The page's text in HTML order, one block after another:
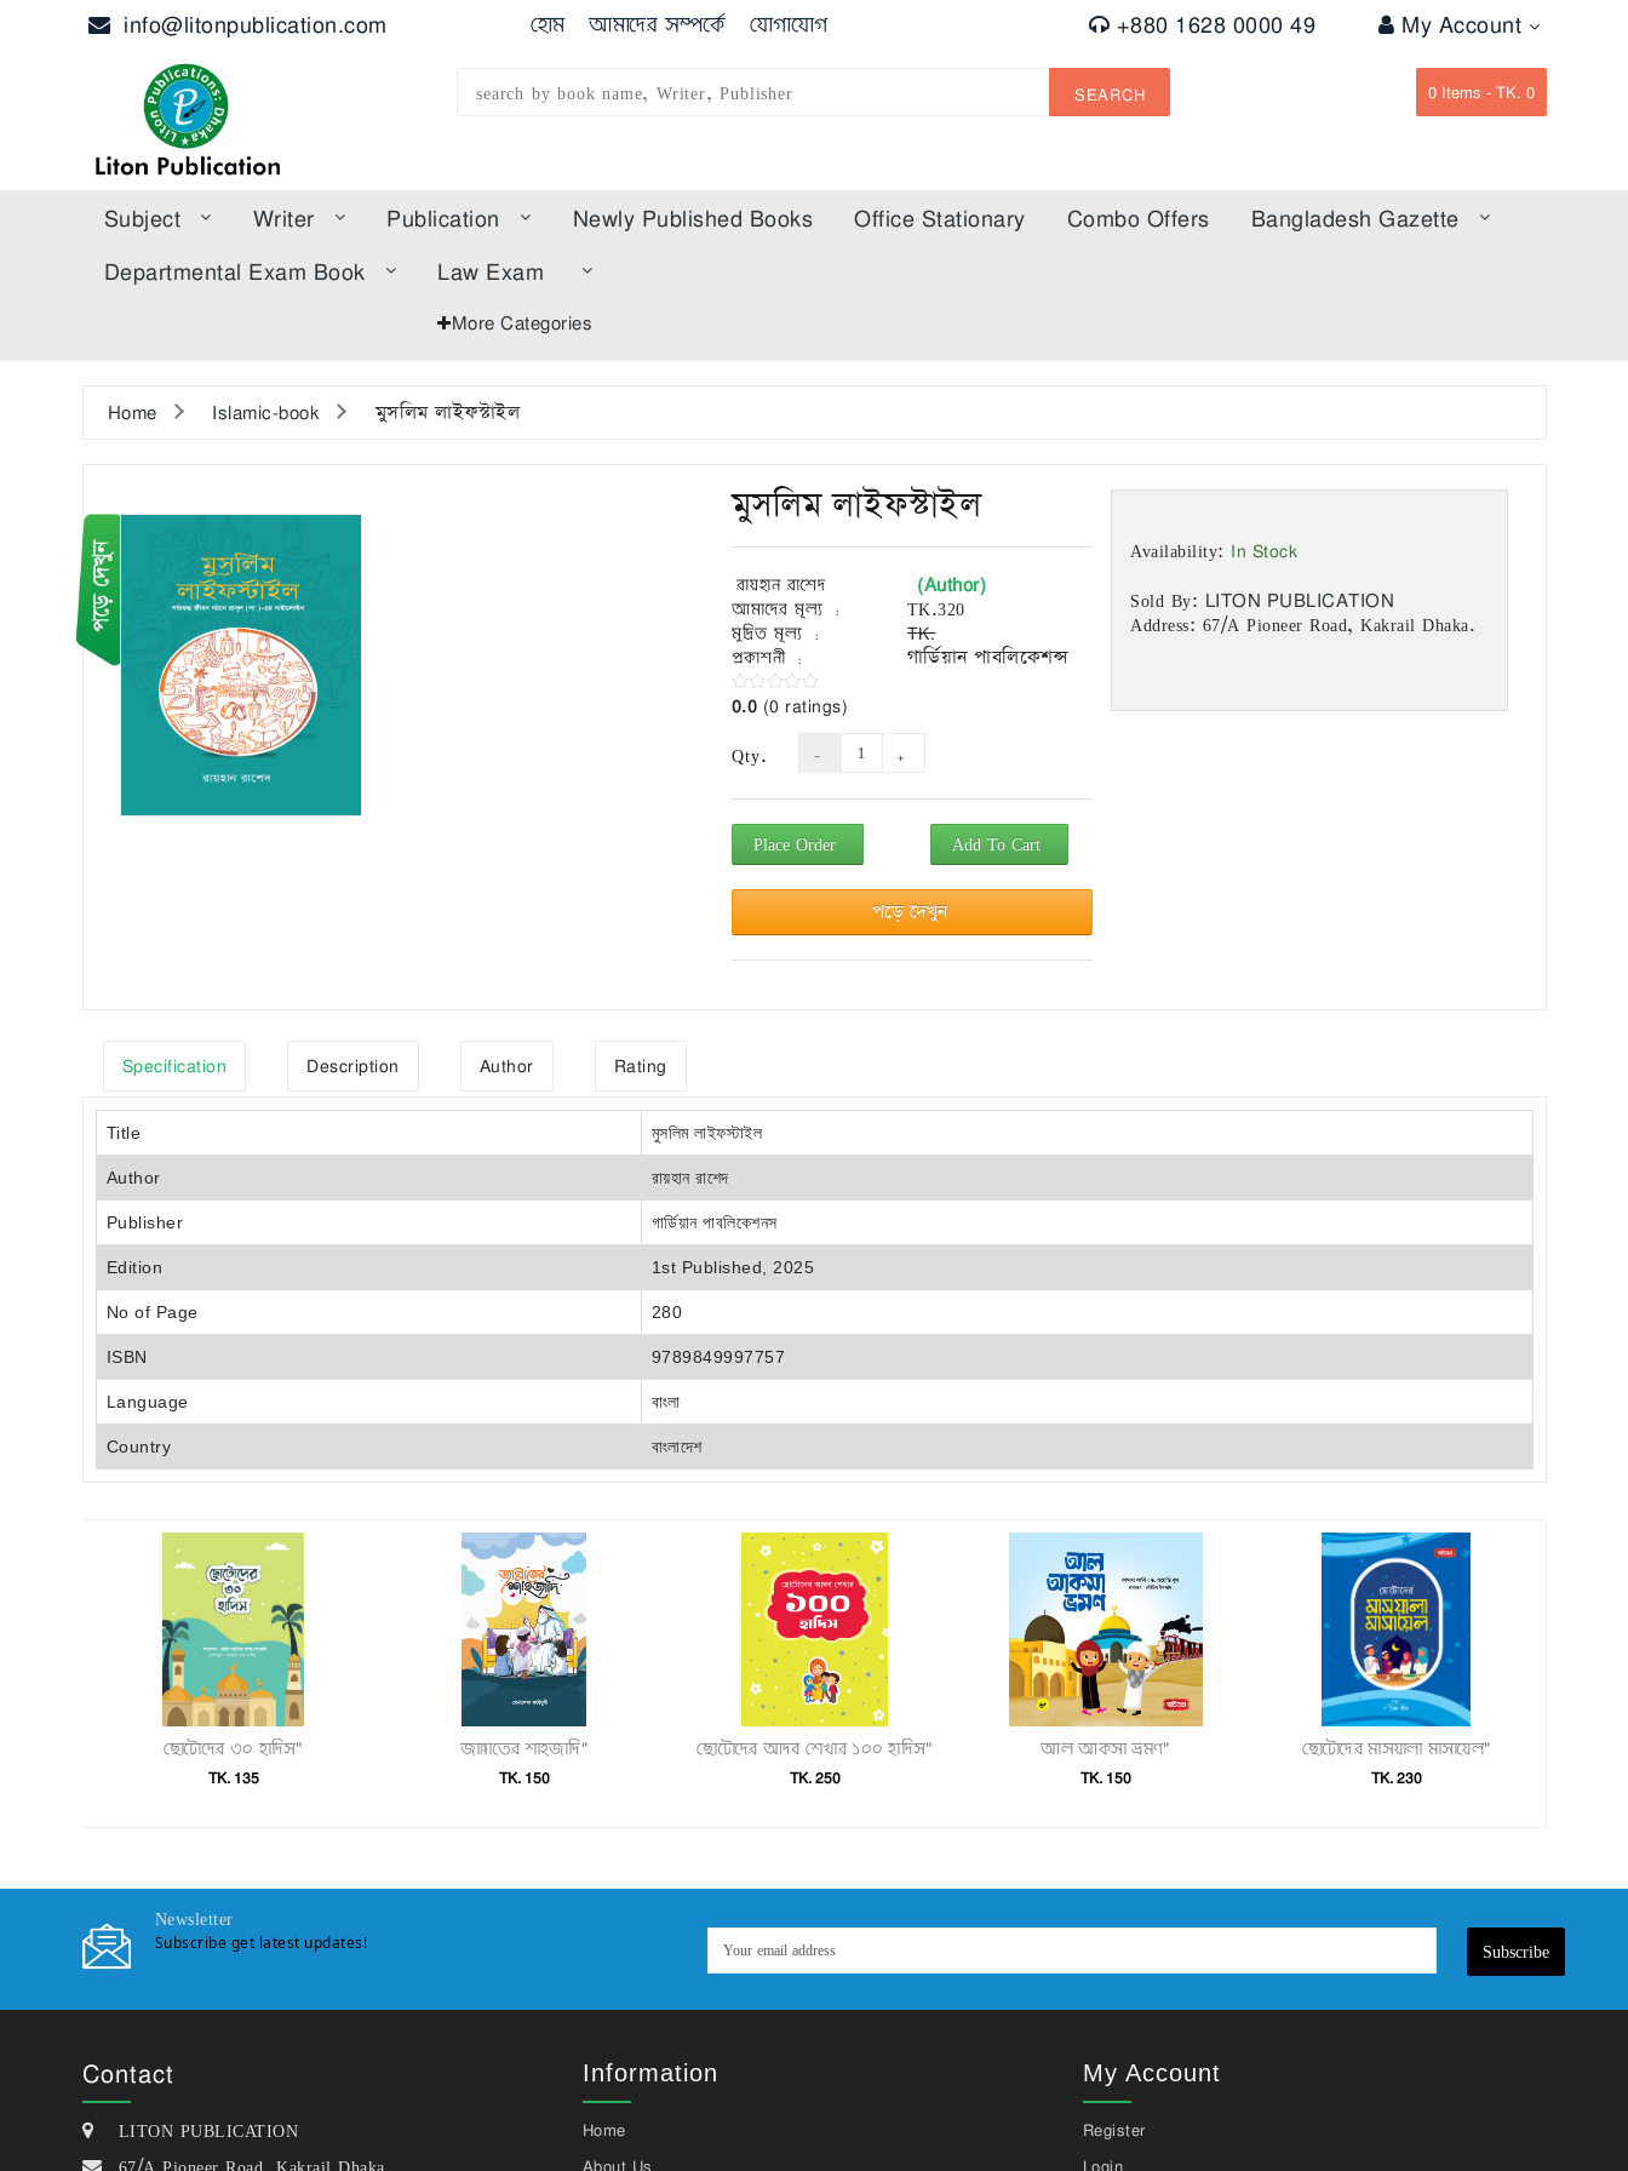
info@litonpublication.com হোম আমাদের সম্পর্কে যোগাযোগ +880 1628 0000 49 My Account
SEARCH 0Items -TK. 0
Subject Writer Publication Newly Published Books Office Stationary Combo Offers
Bangladesh Gazette
Departmental Exam Book
Law Exam
More Categories
Home Islamic-book মুসলিম লাইফস্টাইল
মুসলিম লাইফস্টাইল
রায়হান রাশেদ (Author)
আমাদের মূল্য : TK.320
মুদ্রিত মূল্য :
TK.
প্রকাশনী :
গার্ডিয়ান পাবলিকেশন্স
0.0 (0 ratings)
Qty.
Place Order Add To Cart
পড়ে দেখুন
Availability: In Stock
Sold By: LITON PUBLICATION
Address: 67/A Pioneer Road, Kakrail Dhaka.
Specification Description Author Rating
Title মুসলিম লাইফস্টাইল
Author রায়হান রাশেদ
Publisher গার্ডিয়ান পাবলিকেশনস
Edition 1st Published, 2025
No of Page 280
ISBN 9789849997757
Language বাংলা
Country বাংলাদেশ
ছোটোদের ৩০ হাদিস"
TK. 135
জান্নাতের শাহজাদি"
TK. 150
ছোটোদের আদব শেখার ১০০ হাদিস"
TK. 250
আল আকসা ভ্রমণ"
TK. 150
ছোটোদের মাসয়ালা মাসায়েল"
TK. 230
Newsletter
Subscribe get latest updates! Subscribe
Contact
LITON PUBLICATION
Information
Home
My Account
Register